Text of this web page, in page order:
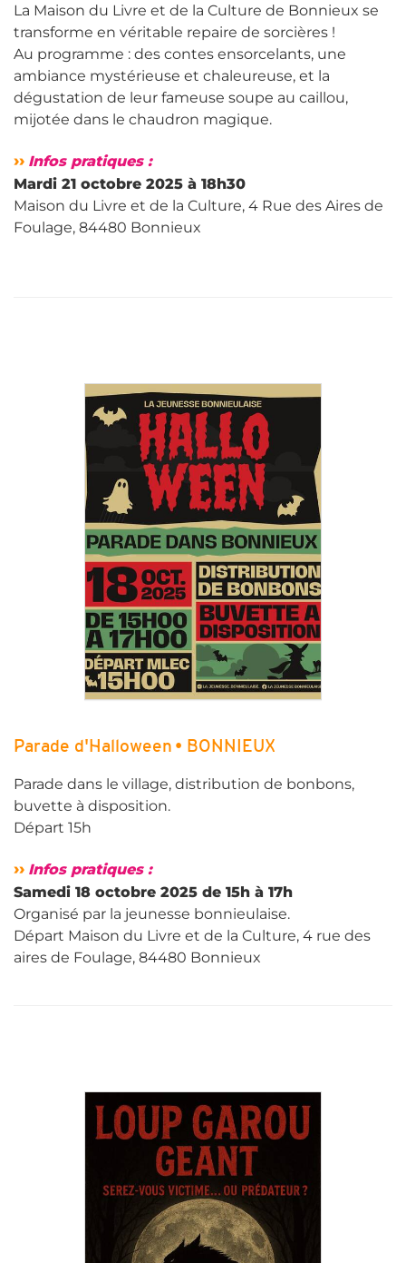
La Maison du Livre et de la Culture de Bonnieux se
transforme en véritable repaire de sorcières !
Au programme : des contes ensorcelants, une
ambiance mystérieuse et chaleureuse, et la
dégustation de leur fameuse soupe au caillou,
mijotée dans le chaudron magique.
›› Infos pratiques :
Mardi 21 octobre 2025 à 18h30
Maison du Livre et de la Culture, 4 Rue des Aires de
Foulage, 84480 Bonnieux
Parade d'Halloween • BONNIEUX
Parade dans le village, distribution de bonbons,
buvette à disposition.
Départ 15h
›› Infos pratiques :
Samedi 18 octobre 2025 de 15h à 17h
Organisé par la jeunesse bonnieulaise.
Départ Maison du Livre et de la Culture, 4 rue des
aires de Foulage, 84480 Bonnieux